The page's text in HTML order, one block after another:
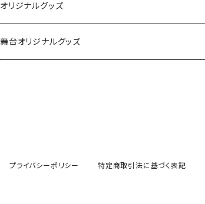
オリジナルグッズ
チェキ
舞台オリジナルグッズ
プライバシーポリシー 特定商取引法に基づく表記